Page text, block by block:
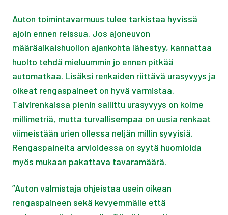
Auton toimintavarmuus tulee tarkistaa hyvissä
ajoin ennen reissua. Jos ajoneuvon
määräaikaishuollon ajankohta lähestyy, kannattaa
huolto tehdä mieluummin jo ennen pitkää
automatkaa. Lisäksi renkaiden riittävä urasyvyys ja
oikeat rengaspaineet on hyvä varmistaa.
Talvirenkaissa pienin sallittu urasyvyys on kolme
millimetriä, mutta turvallisempaa on uusia renkaat
viimeistään urien ollessa neljän millin syvyisiä.
Rengaspaineita arvioidessa on syytä huomioida
myös mukaan pakattava tavaramäärä.
”Auton valmistaja ohjeistaa usein oikean
rengaspaineen sekä kevyemmälle että